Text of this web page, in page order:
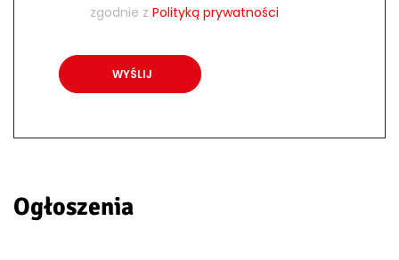
zgodnie z Polityką prywatności
Ogłoszenia